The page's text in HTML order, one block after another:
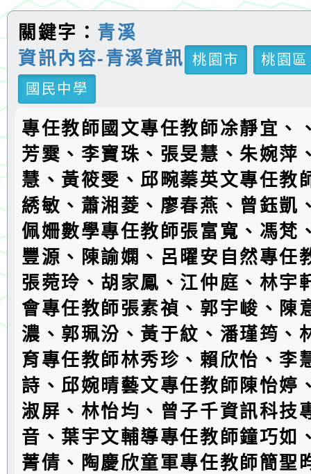
關鍵字： 青溪
資訊內容-青溪資訊
桃園市
桃園區
國民中學
專任教師國文專任教師凃靜宜、
芳霙、李寶珠、張旻慧、朱婉萍
慧、黃筱雯、邱畹蓁英文專任教
綉敏、蕭湘菱、廖春燕、曾鈺凱
佩姍數學專任教師張富寬、馮梵
豐源、陳諭嫻、呂曜安自然專任
張菀玲、胡家鳳、江仲庭、林宇
會專任教師張素禎、郭宇峻、陳
濃、郭珮汾、黃于紋、潘瑾筠、
育專任教師林秀珍、賴欣怡、李
詩、邱婉晴藝文專任教師陳怡婷
淑屏、林怡均、曾子千資訊科技
音、葉宇文輔導專任教師鐘巧如
菁倩、陶慶欣童軍專任教師簡聖